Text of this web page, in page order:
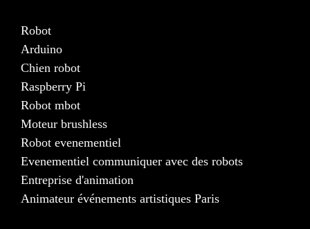
Robot
Arduino
Chien robot
Raspberry Pi
Robot mbot
Moteur brushless
Robot evenementiel
Evenementiel communiquer avec des robots
Entreprise d'animation
Animateur événements artistiques Paris